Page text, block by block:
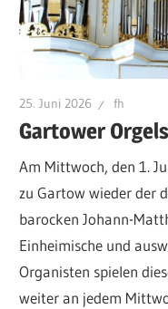
25. Juni 2026 fh
Gartower
Am Mittwoch, den 1.
zu Gartow wieder der
barocken Johann-
Einheimische und
Organisten spielen
weiter an jedem